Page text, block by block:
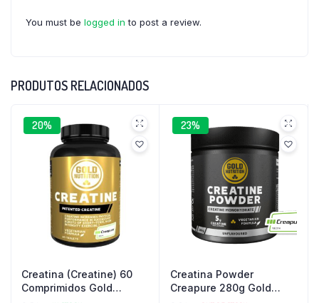
You must be logged in to post a review.
PRODUTOS RELACIONADOS
20%
Creatina (Creatine) 60
Comprimidos Gold
23%
Creatina Powder
Creapure 280g Gold